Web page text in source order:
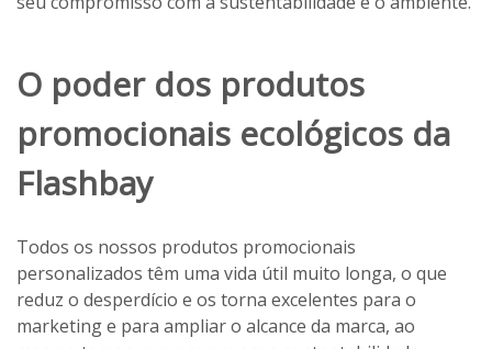
O poder dos produtos
promocionais ecológicos da
Flashbay
Todos os nossos produtos promocionais
personalizados têm uma vida útil muito longa, o que
reduz o desperdício e os torna excelentes para o
marketing e para ampliar o alcance da marca, ao